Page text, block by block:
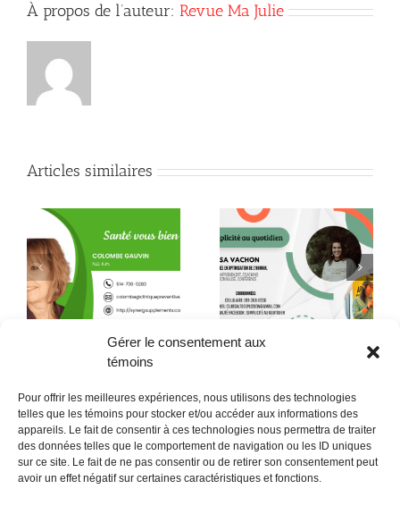
Gérer le consentement aux
témoins
Pour offrir les meilleures expériences, nous utilisons des technologies
telles que les témoins pour stocker et/ou accéder aux informations des
appareils. Le fait de consentir à ces technologies nous permettra de traiter
des données telles que le comportement de navigation ou les ID uniques
sur ce site. Le fait de ne pas consentir ou de retirer son consentement peut
avoir un effet négatif sur certaines caractéristiques et fonctions.
À propos de l’auteur: Revue Ma Julie
Articles similaires
Quand la conscience
fait son chemin jusque
dans l’assiette !
Quelques citations de
Neale Donald Walsch
POLITIQUE CONFIDENTIALITÉES